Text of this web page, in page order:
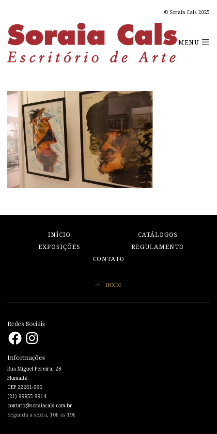
© Soraia Cals 2025
MENU
INÍCIO
CATÁLOGOS
EXPOSIÇÕES
REGULAMENTO
CONTATO
INÍCIO
Redes Sociais
FacebookInstagram
Informações
Rua Miguel Pereira, 28
Humaitá
CEP 22261-090
(21) 99955-9914
contato@soraiacals.com.br
Segunda a sexta, 10h às 19h